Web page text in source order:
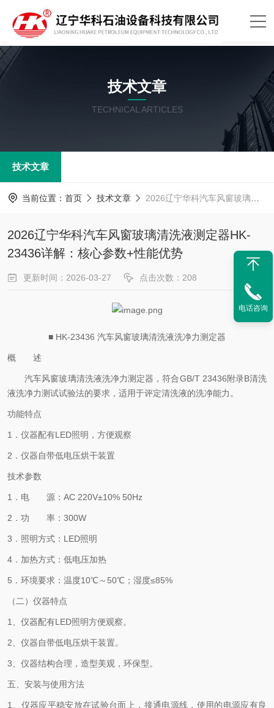
技术文章
TECHNICAL ARTICLES
技术文章
当前位置： 首页 技术文章 2026辽宁华科汽车风窗玻璃清洗液测定器HK-23436详解：核心参数+性能优势
2026辽宁华科汽车风窗玻璃清洗液测定器HK-
23436详解：核心参数+性能优势
更新时间：2026-03-27 点击次数：208
■ HK-23436 汽车风窗玻璃清洗液洗净力测定器
概 述
汽车风窗玻璃清洗液洗净力测定器，符合GB/T 23436附录B清洗
液洗净力测试试验法的要求，适用于评定清洗液的洗净能力。
功能特点
1．仪器配有LED照明，方便观察
2．仪器自带低电压烘干装置
技术参数
1．电 源：AC 220V±10% 50Hz
2．功 率：300W
3．照明方式：LED照明
4．加热方式：低电压加热
5．环境要求：温度10℃～50℃；湿度≤85%
（二）仪器特点
1、仪器配有LED照明方便观察。
2、仪器自带低电压烘干装置。
3、仪器结构合理，造型美观，环保型。
五、安装与使用方法
1、仪器应平稳安放在试验台面上，接通电源线，使用的电源应有良
电话咨询